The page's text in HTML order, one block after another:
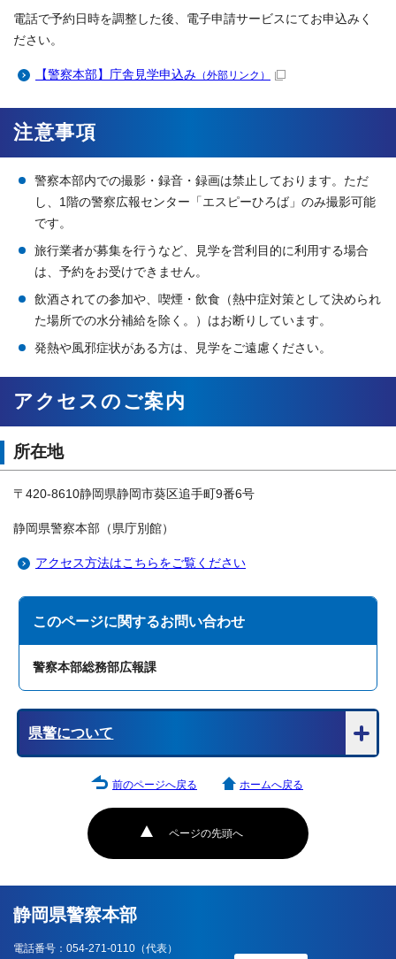
電話で予約日時を調整した後、電子申請サービスにてお申込みく
ださい。
【警察本部】庁舎見学申込み （外部リンク）
注意事項
警察本部内での撮影・録音・録画は禁止しております。ただ
し、1階の警察広報センター「エスピーひろば」のみ撮影可能
です。
旅行業者が募集を行うなど、見学を営利目的に利用する場合
は、予約をお受けできません。
飲酒されての参加や、喫煙・飲食（熱中症対策として決められ
た場所での水分補給を除く。）はお断りしています。
発熱や風邪症状がある方は、見学をご遠慮ください。
アクセスのご案内
所在地
〒420-8610静岡県静岡市葵区追手町9番6号
静岡県警察本部（県庁別館）
アクセス方法はこちらをご覧ください
このページに関するお問い合わせ
警察本部総務部広報課
県警について
ページの先頭へ
前のページへ戻る ホームへ戻る
静岡県警察本部
電話番号：054-271-0110（代表）